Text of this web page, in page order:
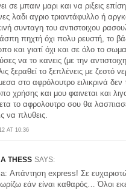
AT 10:36
σε μπαιν μαρι και να ριξεις
λαδι αγριο τριαντάφυλλο ή
συνταγη του αντιστοιχου
πηχτή όχι πολυ ρευστή, το
και γιατί όχι και σε όλο το
να το κανεις (με την
ξεραθεί το ξεπλένεις με ζεστό
μεσα στο αφρόλουτρο ειλικρινά
χρήσης και μου φαινεται και
το αφρολουτρο σου θα
να πλυθεις.
THESS SAYS:
Απάντηση express! Σε
εάν είναι καθαρός… Όλοι